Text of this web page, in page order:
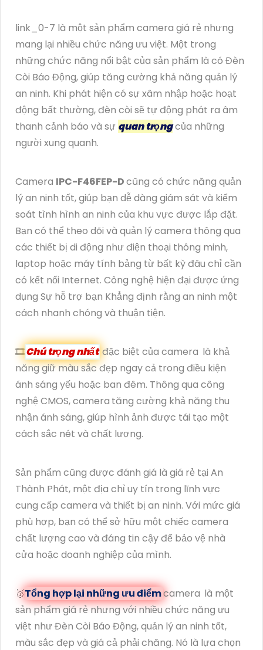
link_0-7 là một sản phẩm camera giá rẻ nhưng
mang lại nhiều chức năng ưu việt. Một trong
những chức năng nổi bật của sản phẩm là có Đèn
Còi Báo Động, giúp tăng cường khả năng quản lý
an ninh. Khi phát hiện có sự xâm nhập hoặc hoạt
động bất thường, đèn còi sẽ tự động phát ra âm
thanh cảnh báo và sự quan trọngcủa những
người xung quanh.
Camera IPC-F46FEP-Dcũng có chức năng quản
lý an ninh tốt, giúp bạn dễ dàng giám sát và kiểm
soát tình hình an ninh của khu vực được lắp đặt.
Bạn có thể theo dõi và quản lý camera thông qua
các thiết bị di động như điện thoại thông minh,
laptop hoặc máy tính bảng từ bất kỳ đâu chỉ cần
có kết nối Internet. Công nghệ hiện đại được ứng
dụng Sự hỗ trợ bạn Khẳng định rằng an ninh một
cách nhanh chóng và thuận tiện.
🎞Chú trọng nhất đặc biệt của camera là khả
năng giữ màu sắc đẹp ngay cả trong điều kiện
ánh sáng yếu hoặc ban đêm. Thông qua công
nghệ CMOS, camera tăng cường khả năng thu
nhận ánh sáng, giúp hình ảnh được tái tạo một
cách sắc nét và chất lượng.
Sản phẩm cũng được đánh giá là giá rẻ tại An
Thành Phát, một địa chỉ uy tín trong lĩnh vực
cung cấp camera và thiết bị an ninh. Với mức giá
phù hợp, bạn có thể sở hữu một chiếc camera
chất lượng cao và đáng tin cậy để bảo vệ nhà
cửa hoặc doanh nghiệp của mình.
🥇️Tổng hợp lại những ưu điểmcamera là một
sản phẩm giá rẻ nhưng với nhiều chức năng ưu
việt như Đèn Còi Báo Động, quản lý an ninh tốt,
màu sắc đẹp và giá cả phải chăng. Nó là lựa chọn